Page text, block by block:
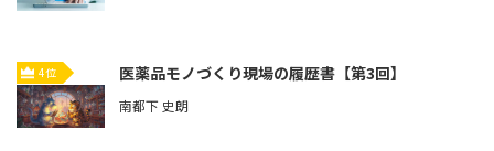
4位 医薬品モノづくり現場の履歴書【第3回】
南都下 史朗